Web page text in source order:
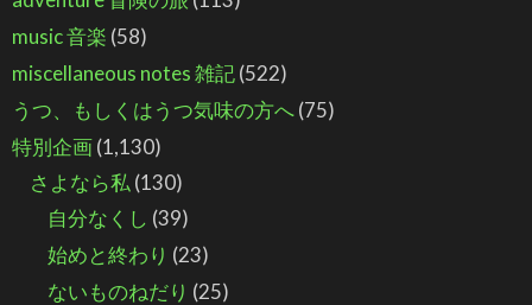
music 音楽 (58)
miscellaneous notes 雑記(522)
うつ、もしくはうつ気味の方へ(75)
特別企画(1,130)
さよなら私 (130)
自分なくし (39)
始めと終わり (23)
ないものねだり (25)